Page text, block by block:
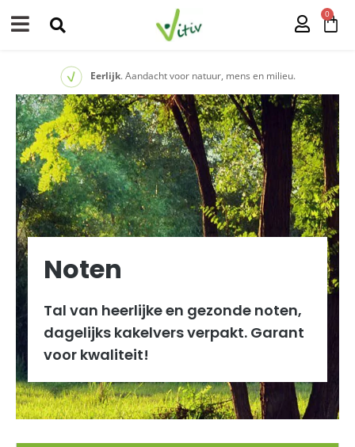
0
Eerlijk. Aandacht voor natuur, mens en milieu.
Noten
Tal van heerlijke en gezonde noten,
dagelijks kakelvers verpakt. Garant
voor kwaliteit!